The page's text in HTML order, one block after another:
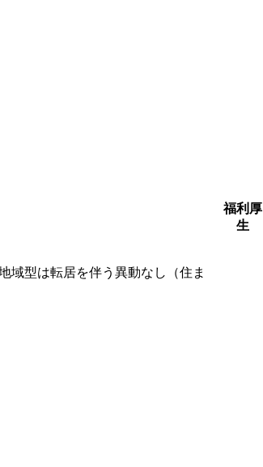
域型は転居を伴う異動なし（住ま
福利厚
生